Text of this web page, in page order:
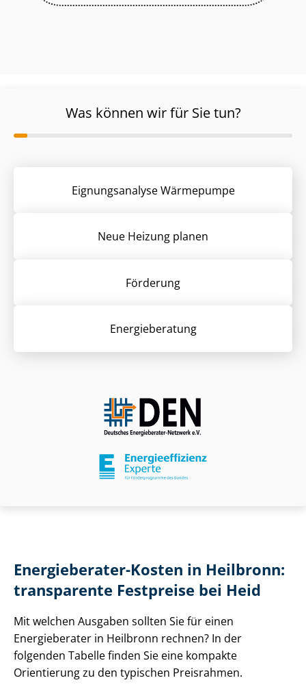
Was können wir für Sie tun?
Eignungsanalyse Wärmepumpe
Neue Heizung planen
Förderung
Energieberatung
Energieberater-Kosten in Heilbronn:
transparente Festpreise bei Heid
Mit welchen Ausgaben sollten Sie für einen
Energieberater in Heilbronn rechnen? In der
folgenden Tabelle finden Sie eine kompakte
Orientierung zu den typischen Preisrahmen.